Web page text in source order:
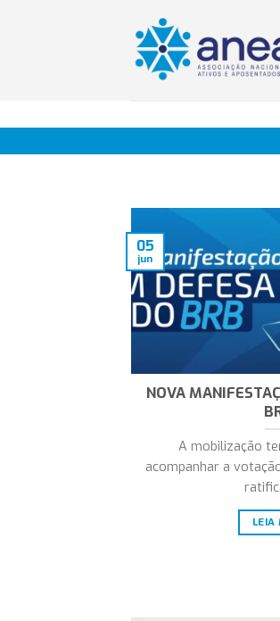
NOVA
A mobilização
acompanhar a
LEIA
05
jun